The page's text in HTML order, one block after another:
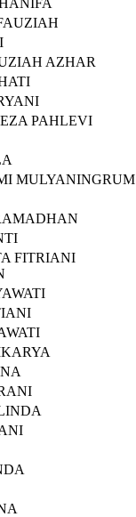
AZHAR
PAHLEVI
MULYANINGRUM
FITRIANI